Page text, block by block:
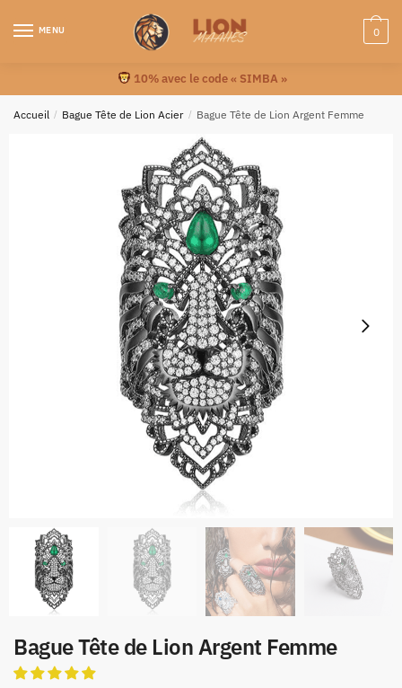
MENU 0
10% avec le code « SIMBA »
Accueil / Bague Tête de Lion Acier / Bague Tête de Lion Argent Femme
Bague Tête de Lion Argent Femme